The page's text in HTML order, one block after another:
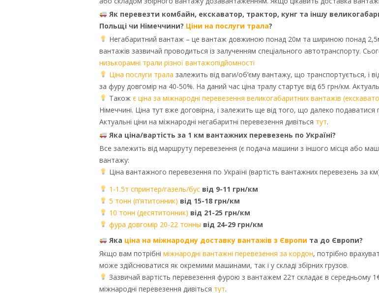
Як перевезти комбайн, екскаватор, трактор, кунг та іншу
Польщі чи Німеччини? Ціни на послуги трала?
Негабаритний вантаж – це вантаж довжиною понад 20м та шириною понад
вантажів зазвичай проводиться із залученням спеціального автотранспорту.
низькорамні трали різної вантажопідйомності
Ціна послуги трала залежить від ваги/об’єму вантажу, що транспортується, і
за фуру довгомір на 40-50%. На даний час ціна тралу стартує від 65 грн/км.
Також є ціна за міжнародні перевезення великогабаритних вантажів
Німеччині. Ціна тут вже договірна, і залежить ще від того, що далеко подаватися
Актуальні ціни на міжнародні негабаритні перевезення дивіться тут.
Яка ціна/вартість за 1 км вантажних перевезень по Україні?
Все залежить від маршруту перевезення (є подача машини з іншого місця або
вантажу:
Ціна вантажного перевезення по Україні (вартість вантажних перевезень за
1-1.5т спринтер/газель/бус від 9-11 грн/км
5 тонн (п’ятитонник) від 15-18 грн/км
10 тонн (десятитонник) від 21-25 грн/км
фура довгомір 20-22 тонны від 24-29 грн/км
Яка ціна на міжнародну доставку вантажів з Європи та до Європи?
Якщо вам потрібні міжнародні вантажні перевезення за кордон, потрібно
може здійснюватися як окремими машинами, так і у складі збірних грузов.
Зазвичай вартість перевезення фурою з вантажем 22т складає в середньому
міжнародні перевезення дивіться тут.